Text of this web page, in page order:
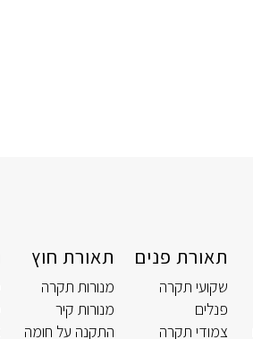
תאורת פנים
שקועי תקרה
פנלים
צמודי תקרה
תאורת חוץ
מנורות תקרה
מנורות קיר
התקנה על חומה